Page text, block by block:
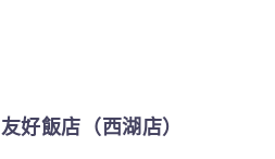
好飯店（西湖店）